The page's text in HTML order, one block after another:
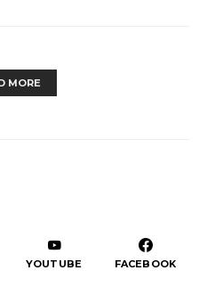
MORE
YOUTUBE FACEBOOK